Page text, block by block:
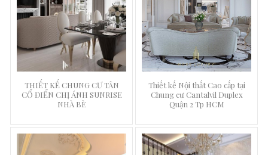
THIẾT KẾ CHUNG CƯ TÂN
CỔ ĐIỂN CHỊ ÁNH SUNRISE
NHÀ BÈ
Thiết kế Nội thất Cao cấp tại
Chung cư Cantalvil Duplex
Quận 2 Tp HCM